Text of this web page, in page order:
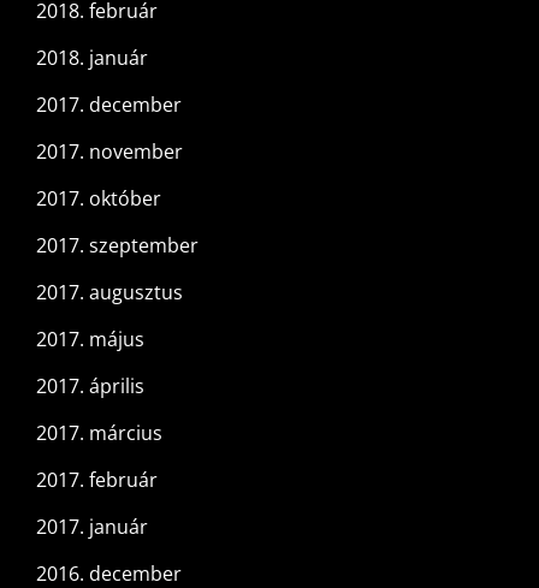
2018. február
2018. január
2017. december
2017. november
2017. október
2017. szeptember
2017. augusztus
2017. május
2017. április
2017. március
2017. február
2017. január
2016. december